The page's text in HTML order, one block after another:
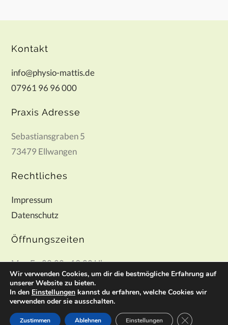
Kontakt
info@physio-mattis.de
07961 96 96 000
Praxis Adresse
Sebastiansgraben 5
73479 Ellwangen
Rechtliches
Impressum
Datenschutz
Öffnungszeiten
Mo - Fr: 08.00 - 19.00 Uhr
Mo - Fr: 08.00 - 12.00 Uhr Terminvereinbarung
© Copyright - Physio Mattis 2022
Wir verwenden Cookies, um dir die bestmögliche Erfahrung auf
unserer Website zu bieten.
In den Einstellungen kannst du erfahren, welche Cookies wir
verwenden oder sie ausschalten.
Zustimmen Ablehnen Einstellungen GDPR